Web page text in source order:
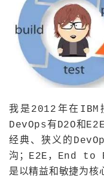
我是2012年在IBM
DevOps有D2O和
经典、狭义的
沟；E2E，End to
是以精益和敏捷为核